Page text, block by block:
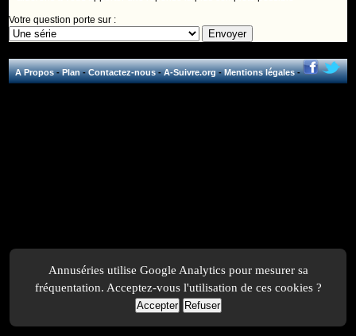
Votre question porte sur :
A Propos-Plan-Contactez-nous-A-Suivre.org-Mentions légales-
Annuséries utilise Google Analytics pour mesurer sa
fréquentation. Acceptez-vous l'utilisation de ces cookies ?
Accepter Refuser